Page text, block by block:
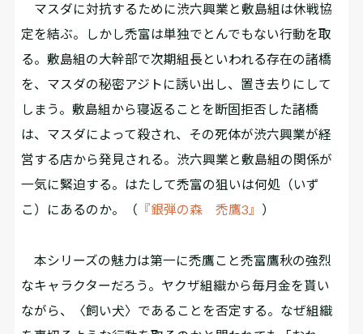
マスダに対抗するために渋六興業と敷島組は休戦協
定を結ぶ。しかし禿富は単独でとんでもない行動を取
る。敷島組の大幹部で次期組長といわれる存在の諸橋
を、マスダの秘密アジトに誘い出し、置き去りにして
しまう。敷島組から寝返ることを断固拒否した諸橋
は、マスダによって殺され、その死体が渋六興業が経
営する店から発見される。渋六興業と敷島組の関係が
一気に緊迫する。はたして禿富の狙いは何処（いず
こ）にあるのか。（ 『銀弾の森 禿鷹3』 ）
本シリーズの魅力は第一に禿鷹こと禿富鷹秋の強烈
なキャラクターだろう。ヤクザ組織から毎月金を貰い
ながら、〈飼い犬〉であることを否定する。なぜ組織